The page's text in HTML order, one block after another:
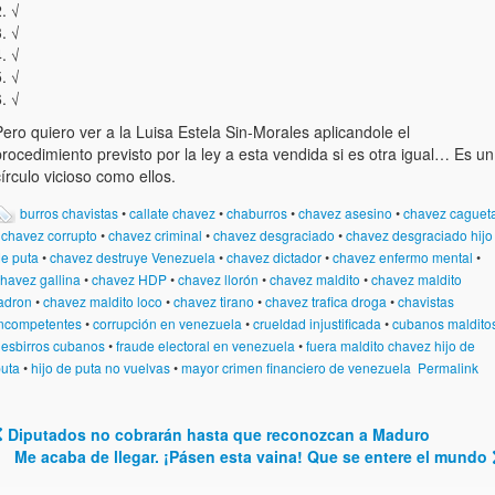
√
√
√
√
√
quiero ver a la Luisa Estela Sin-Morales aplicandole el
previsto por la ley a esta vendida si es otra igual… Es un
vicioso como ellos.
burros chavistas•callate chavez•chaburros•chavez asesino •chavez
chavez corrupto •chavez criminal •chavez desgraciado •chavez desgraciado hijo
puta •chavez destruye Venezuela •chavez dictador•chavez enfermo mental •
gallina •chavez HDP•chavez llorón •chavez maldito •chavez maldito
•chavez maldito loco •chavez tirano •chavez trafica droga •chavistas
•corrupción en venezuela •crueldad injustificada •cubanos
esbirros cubanos•fraude electoral en venezuela •fuera maldito chavez hijo de
•hijo de puta no vuelvas•mayor crimen financiero de venezuela Permalink
Post navigation
Diputados no cobrarán hasta que reconozcan a Maduro
Me acaba de llegar. ¡Pásen esta vaina! Que se entere el mundo